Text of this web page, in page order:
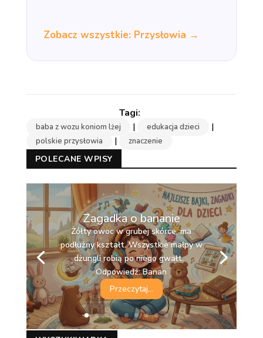
Zobacz wszystkie: Przysłowia →
baba z wozu koniom lżej | edukacja dzieci |
polskie przysłowia | znaczenie
POLECANE WPISY
Zagadka o bananie
Żółty owoc w grubej skórce, ma
podłużny kształt. Wszystkie małpy w
dżungli robią po niego gwałt.
Odpowiedź: Banan
Przeczytaj...